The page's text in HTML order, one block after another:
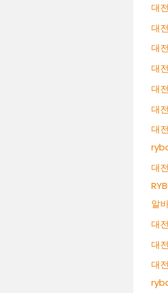
대
대
대
대
대
대
대
대
알
대
대
대